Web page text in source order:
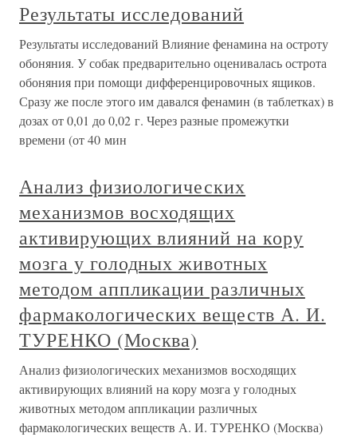
Результаты исследований
Результаты исследований Влияние фенамина на остроту
обоняния. У собак предварительно оценивалась острота
обоняния при помощи дифференцировочных ящиков.
Сразу же после этого им давался фенамин (в таблетках) в
дозах от 0,01 до 0,02 г. Через разные промежутки
времени (от 40 мин
Анализ физиологических
механизмов восходящих
активирующих влияний на кору
мозга у голодных животных
методом аппликации различных
фармакологических веществ А. И.
ТУРЕНКО (Москва)
Анализ физиологических механизмов восходящих
активирующих влияний на кору мозга у голодных
животных методом аппликации различных
фармакологических веществ А. И. ТУРЕНКО (Москва)